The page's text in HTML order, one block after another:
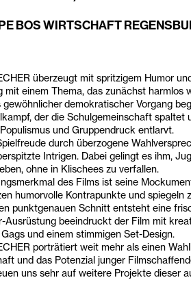
BOS WIRTSCHAFT
überzeugt mit spritzigem Humor
einem Thema, das zunächst harmlos
gewöhnlicher demokratischer Vorgang
der die Schulgemeinschaft spaltet
und Gruppendruck entlarvt.
durch überzogene
Intrigen. Dabei gelingt es ihm,
ohne in Klischees zu verfallen.
des Films ist seine
humorvolle Kontrapunkte und spiegeln
punktgenauen Schnitt entsteht eine
beeindruckt der Film mit
und einem stimmigen Set-Design.
porträtiert weit mehr als einen
und das Potenzial junger
uns sehr auf weitere Projekte dieser